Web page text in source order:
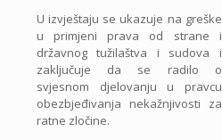
U izvještaju se ukazuje na greške
u primjeni prava od strane i
državnog tužilaštva i sudova i
zaključuje da se radilo o
svjesnom djelovanju u pravcu
obezbjeđivanja nekažnjivosti za
ratne zločine.